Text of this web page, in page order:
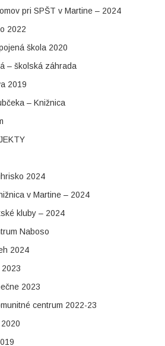
pri SPŠT v Martine – 2024
2022
škola 2020
– školská záhrada
2019
– Knižnica
2024
v Martine – 2024
kluby – 2024
Naboso
2024
2023
centrum 2022-23